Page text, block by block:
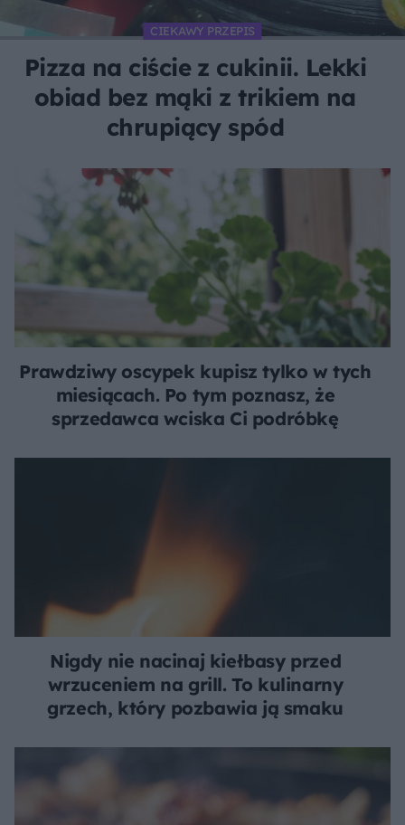
CIEKAWY PRZEPIS
Pizza na ciście z cukinii. Lekki
obiad bez mąki z trikiem na
chrupiący spód
Prawdziwy oscypek kupisz tylko w tych
miesiącach. Po tym poznasz, że
sprzedawca wciska Ci podróbkę
Nigdy nie nacinaj kiełbasy przed
wrzuceniem na grill. To kulinarny
grzech, który pozbawia ją smaku